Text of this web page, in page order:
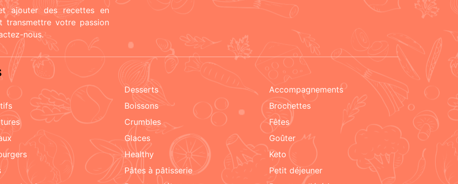
ajouter des recettes en
transmettre votre passion
nous.
Desserts
accompagnements
boissons
brochettes
crumbles
fêtes
glaces
goûter
healthy
keto
pâtes à pâtisserie
petit déjeuner